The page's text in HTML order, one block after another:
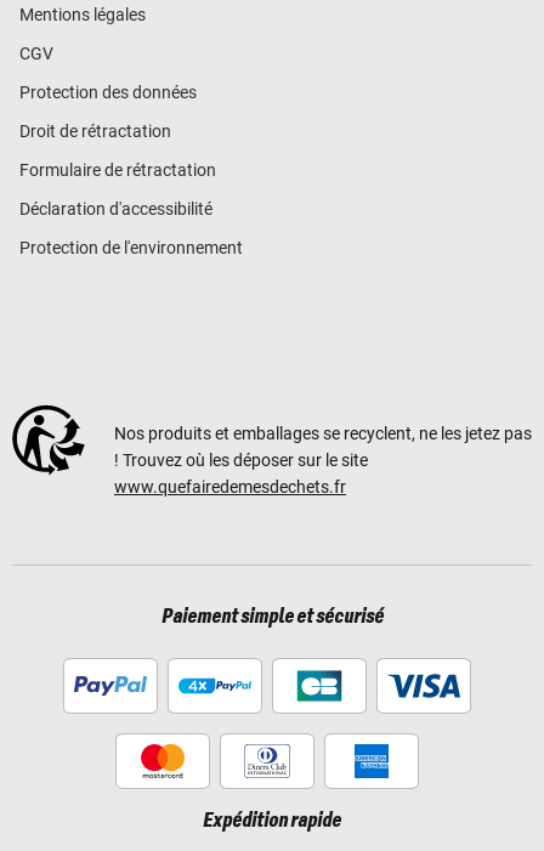
Mentions légales
CGV
Protection des données
Droit de rétractation
Formulaire de rétractation
Déclaration d'accessibilité
Protection de l'environnement
Nos produits et emballages se recyclent, ne les jetez pas
! Trouvez où les déposer sur le site
www.quefairedemesdechets.fr
Paiement simple et sécurisé
Expédition rapide